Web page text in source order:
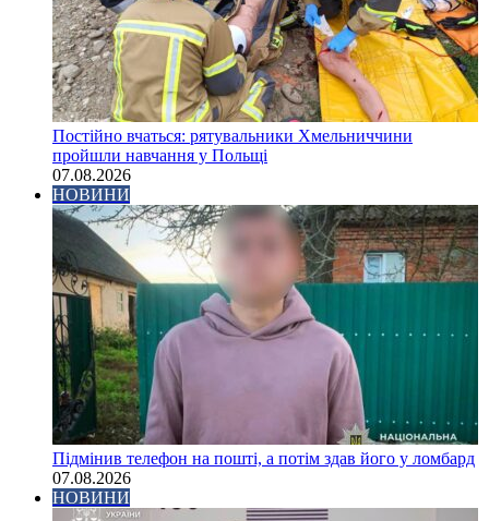
Постійно вчаться: рятувальники Хмельниччини
пройшли навчання у Польщі
07.08.2026
НОВИНИ
Підмінив телефон на пошті, а потім здав його у ломбард
07.08.2026
НОВИНИ